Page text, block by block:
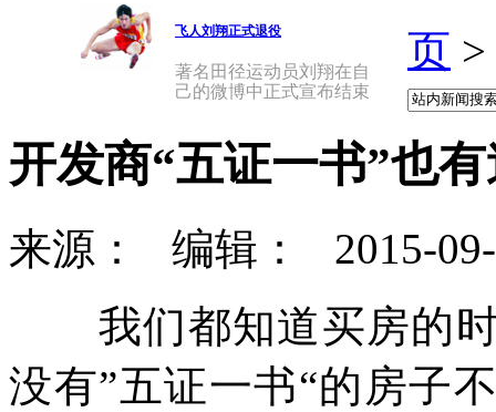
飞人刘翔正式退役
著名田径运动员刘翔在自
己的微博中正式宣布结束
页 >
开发商“五证一书”也
来源： 编辑：
2015-
我们都知道买房的时
没有”五证一书“的房子